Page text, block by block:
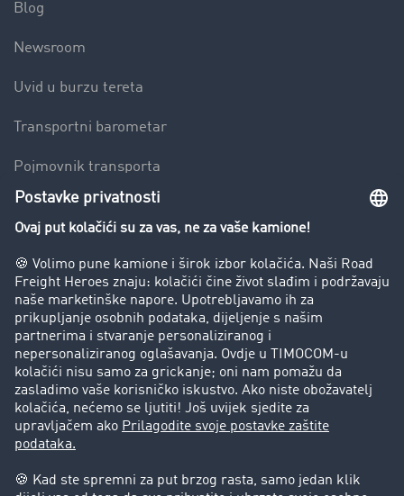
Blog
Newsroom
Uvid u burzu tereta
Transportni barometar
Pojmovnik transporta
Zabrana vožnje za kamione
Poduzeće
Priče o uspjehu
Stranke preporučuju stranku
Pravna pitanja
Impresum